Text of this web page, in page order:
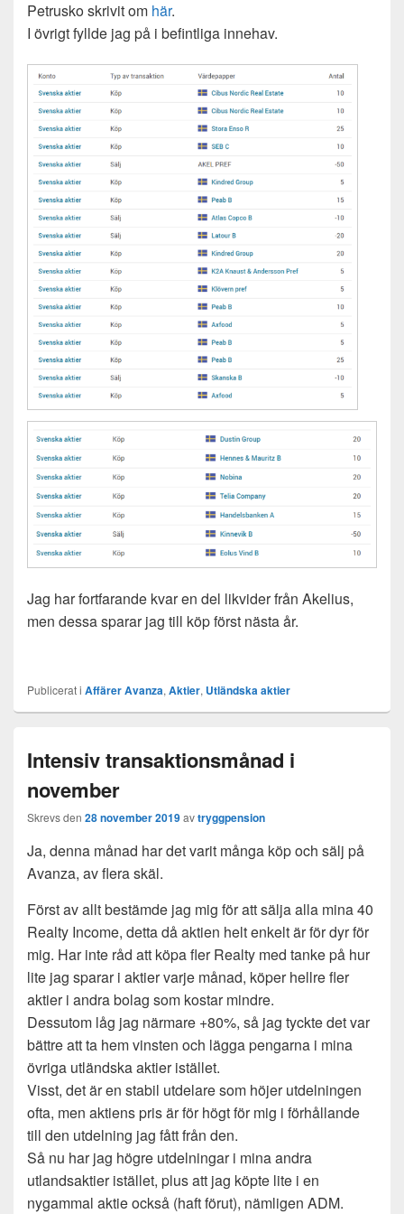
Petrusko skrivit om här.
I övrigt fyllde jag på i befintliga innehav.
Jag har fortfarande kvar en del likvider från Akelius,
men dessa sparar jag till köp först nästa år.
Publicerat i Affärer Avanza, Aktier, Utländska aktier
Intensiv transaktionsmånad i
november
Skrevs den 28 november 2019avtryggpension
Ja, denna månad har det varit många köp och sälj på
Avanza, av flera skäl.
Först av allt bestämde jag mig för att sälja alla mina 40
Realty Income, detta då aktien helt enkelt är för dyr för
mig. Har inte råd att köpa fler Realty med tanke på hur
lite jag sparar i aktier varje månad, köper hellre fler
aktier i andra bolag som kostar mindre.
Dessutom låg jag närmare +80%, så jag tyckte det var
bättre att ta hem vinsten och lägga pengarna i mina
övriga utländska aktier istället.
Visst, det är en stabil utdelare som höjer utdelningen
ofta, men aktiens pris är för högt för mig i förhållande
till den utdelning jag fått från den.
Så nu har jag högre utdelningar i mina andra
utlandsaktier istället, plus att jag köpte lite i en
nygammal aktie också (haft förut), nämligen ADM.